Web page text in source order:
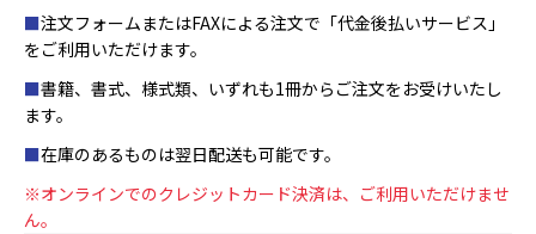
■注文フォームまたはFAXによる注文で「代金後払いサービス」
をご利用いただけます。
■書籍、書式、様式類、いずれも1冊からご注文をお受けいたし
ます。
■在庫のあるものは翌日配送も可能です。
※オンラインでのクレジットカード決済は、ご利用いただけませ
ん。